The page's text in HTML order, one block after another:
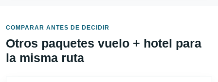
COMPARAR ANTES DE DECIDIR
Otros paquetes vuelo + hotel para
la misma ruta